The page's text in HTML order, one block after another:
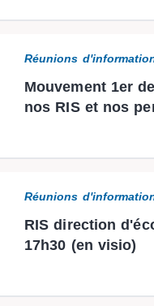
Réunions
Mouvement 1er
nos RIS et nos
Réunions
RIS direction
17h30 (en visio)